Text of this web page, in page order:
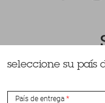
Todos los
seleccione su país
País de entrega